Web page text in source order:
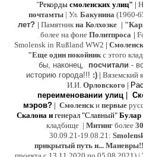
"Рекорды смоленских улиц" |
почтамты | Ул. Бакунина (1960-
лет? | Памятник на Колхозке |
более на фоне Политпроса |
Smolensk in Rußland WW2 |
"Еще один покойникс этого
бы, наконец, посчитали -
историю города!!! :) | Вяземский
И.И. Орловского |
переименовании улиц
мэров? | Смоленски первые
Скалона и генерал "Славный" Булар
кладбище | Митинг более
30.09.21-19.08.21:
прикрытый путь и...